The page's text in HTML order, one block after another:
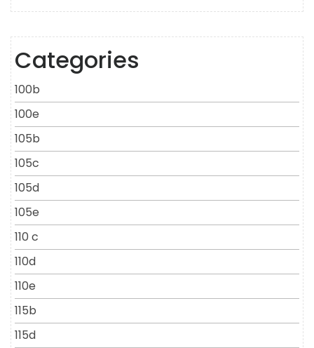
Categories
100b
100e
105b
105c
105d
105e
110 c
110d
110e
115b
115d